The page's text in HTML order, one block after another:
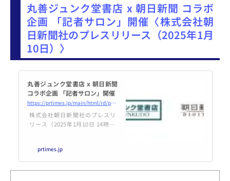
ソン」が開かれる。ハッカソンは
エンジニアやデザイナー、プログ
ラマーなどが集まり、集中的に新
しいサービスやシステムを開発す
るイベントだ。偽情報をテーマに
したハッカソン「Hack the
丸善ジュンク堂書店 x 朝日新聞 コラボ
企画 「記者サロン」開催〈株式会社朝
日新聞社のプレスリリース（2025年1月
10日）〉
丸善ジュンク堂書店 x 朝日新聞
コラボ企画 「記者サロン」開催
https://prtimes.jp/main/html/rd/p/000001774.000009214.html
株式会社朝日新聞社のプレスリ
リース（2025年1月10日 14時00
prtimes.jp